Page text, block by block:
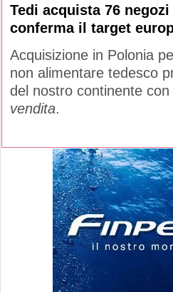
Tedi acquista 76
conferma il target
Acquisizione in Polonia
non alimentare tedesco
del nostro continente con
vendita.